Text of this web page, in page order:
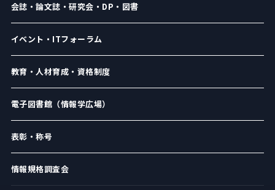
会誌・論文誌・研究会・DP・図書
イベント・ITフォーラム
教育・人材育成・資格制度
電子図書館（情報学広場）
表彰・称号
情報規格調査会